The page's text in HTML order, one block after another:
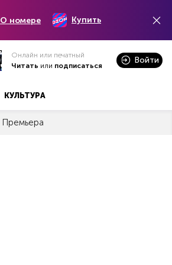
О номере Купить
Онлайн или печатный
Читать или подписаться
Войти
КУЛЬТУРА
Премьера